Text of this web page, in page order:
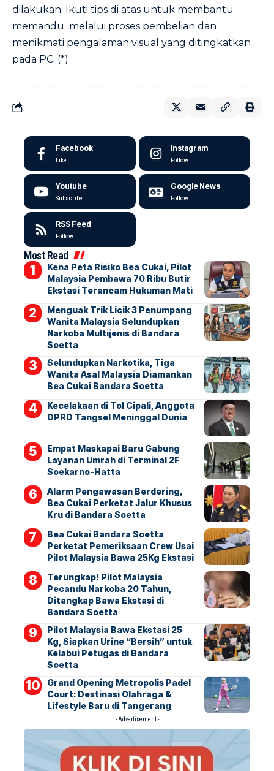
dilakukan. Ikuti tips di atas untuk membantu
memandu melalui proses pembelian dan
menikmati pengalaman visual yang ditingkatkan
pada PC. (*)
Facebook
Like
Instagram
Follow
Youtube
Subscribe
Google News
Follow
RSS Feed
Follow
Most Read
Kena Peta Risiko Bea Cukai, Pilot
Malaysia Pembawa 70 Ribu Butir
Ekstasi Terancam Hukuman Mati
Menguak Trik Licik 3 Penumpang
Wanita Malaysia Selundupkan
Narkoba Multijenis di Bandara
Soetta
Selundupkan Narkotika, Tiga
Wanita Asal Malaysia Diamankan
Bea Cukai Bandara Soetta
Kecelakaan di Tol Cipali, Anggota
DPRD Tangsel Meninggal Dunia
Empat Maskapai Baru Gabung
Layanan Umrah di Terminal 2F
Soekarno-Hatta
Alarm Pengawasan Berdering,
Bea Cukai Perketat Jalur Khusus
Kru di Bandara Soetta
Bea Cukai Bandara Soetta
Perketat Pemeriksaan Crew Usai
Pilot Malaysia Bawa 25Kg Ekstasi
Terungkap! Pilot Malaysia
Pecandu Narkoba 20 Tahun,
Ditangkap Bawa Ekstasi di
Bandara Soetta
Pilot Malaysia Bawa Ekstasi 25
Kg, Siapkan Urine “Bersih” untuk
Kelabui Petugas di Bandara
Soetta
Grand Opening Metropolis Padel
Court: Destinasi Olahraga &
Lifestyle Baru di Tangerang
- Advertisement -